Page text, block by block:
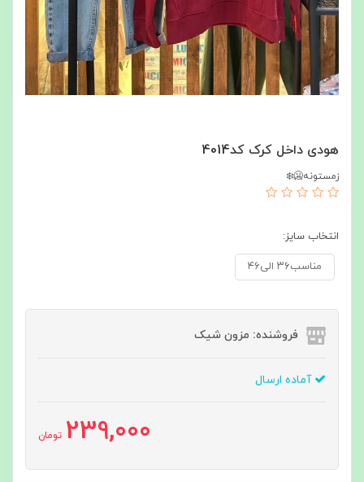
هودی داخل کرک کد4014
زمستونه🥶❄️
انتخاب سایز:
مناسب۳۶ الی۴۶
فروشنده: مزون شیک
آماده ارسال
239,000 تومان